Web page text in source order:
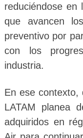
reduciéndose en
que avancen
preventivo por
con los
industria.
En ese contexto,
LATAM planea
adquiridos en